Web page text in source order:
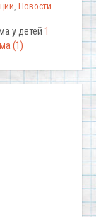
, Новости
у детей 1
(1)